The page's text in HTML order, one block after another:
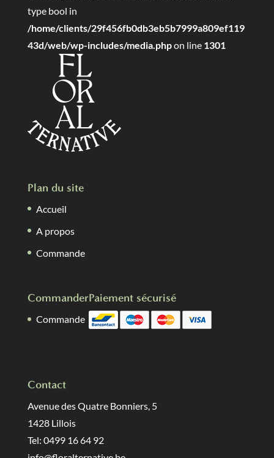
type bool in
/home/clients/29f456fb0db3eb5b7999a809ef119
43d/web/wp-includes/media.phpon line 1301
Plan du site
Accueil
A propos
Commande
Commander
Commande
Paiement sécurisé
Contact
Avenue des Quatre Bonniers, 5
1428 Lillois
Tel: 0499 16 64 92